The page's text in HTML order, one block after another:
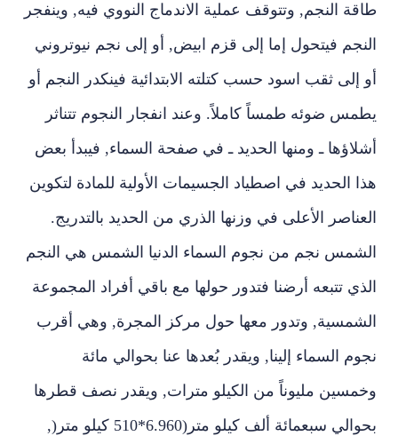
طاقة النجم‏,‏ وتتوقف عملية الاندماج النووي فيه‏,‏ وينفجر
النجم فيتحول إما إلى قزم ابيض‏,‏ أو إلى نجم نيوتروني
أو إلى ثقب اسود حسب كتلته الابتدائية فينكدر النجم أو
يطمس ضوئه طمساً كاملاً‏.‏ وعند انفجار النجوم تتناثر
أشلاؤها ـ ومنها الحديد ـ في صفحة السماء‏,‏ فيبدأ بعض
هذا الحديد في اصطياد الجسيمات الأولية للمادة لتكوين
العناصر الأعلى في وزنها الذري من الحديد بالتدريج‏.‏
الشمس نجم من نجوم السماء الدنيا الشمس هي النجم
الذي تتبعه أرضنا فتدور حولها مع باقي أفراد المجموعة
الشمسية‏,‏ وتدور معها حول مركز المجرة‏,‏ وهي أقرب
نجوم السماء إلينا‏,‏ ويقدر بُعدها عنا بحوالي مائة
وخمسين مليوناً من الكيلو مترات‏,‏ ويقدر نصف قطرها
بحوالي سبعمائة ألف كيلو متر‏(6.960*510‏ كيلو متر‏(,‏